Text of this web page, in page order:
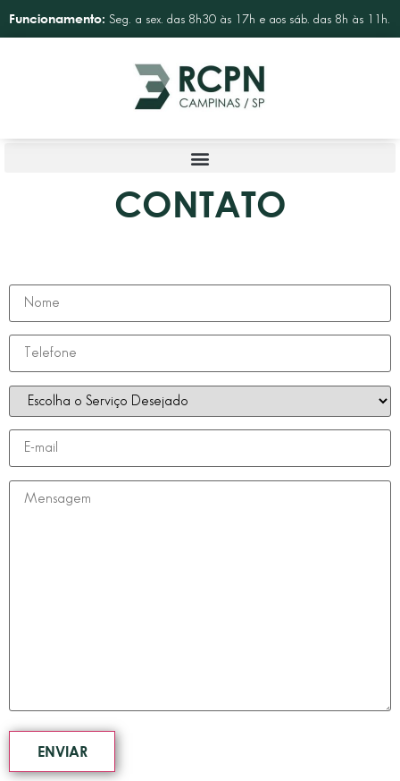
Funcionamento: Seg. a sex. das 8h30 às 17h e aos sáb. das 8h às 11h.
CONTATO